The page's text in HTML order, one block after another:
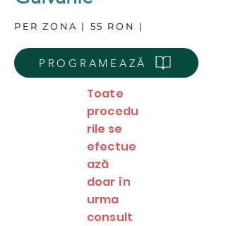
PER ZONA | 55 RON |
PROGRAMEAZĂ
Toate
procedu
rile se
efectue
ază
doar în
urma
consult